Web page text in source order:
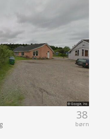
38
børn